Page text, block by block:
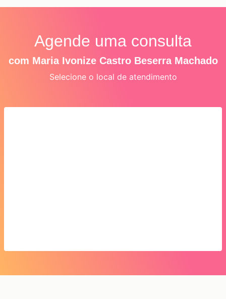
Agende uma consulta
com Maria Ivonize Castro Beserra Machado
Selecione o local de atendimento